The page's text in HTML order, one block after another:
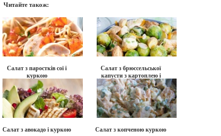
Читайте також:
Салат з паростків сої і
куркою
Салат з брюссельської
капусти з картоплею і
куркою
Салат з авокадо і куркою Салат з копченою куркою